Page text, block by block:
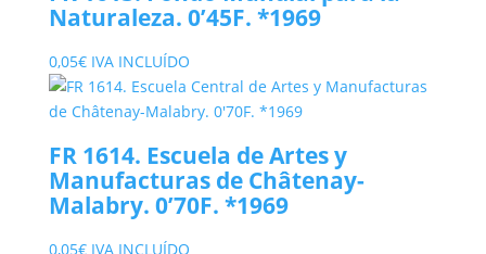
Naturaleza. 0’45F. *1969
0,05€ IVA INCLUÍDO
FR 1614. Escuela de Artes y
Manufacturas de Châtenay-
Malabry. 0’70F. *1969
0,05€ IVA INCLUÍDO